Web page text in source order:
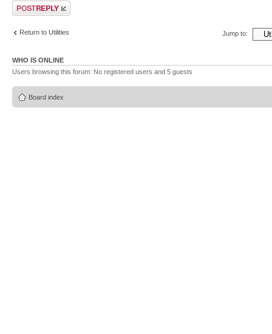
Post a reply
Return to Utilities Jump to:
WHO IS ONLINE
Users browsing this forum: No registered users and 5 guests
Board index